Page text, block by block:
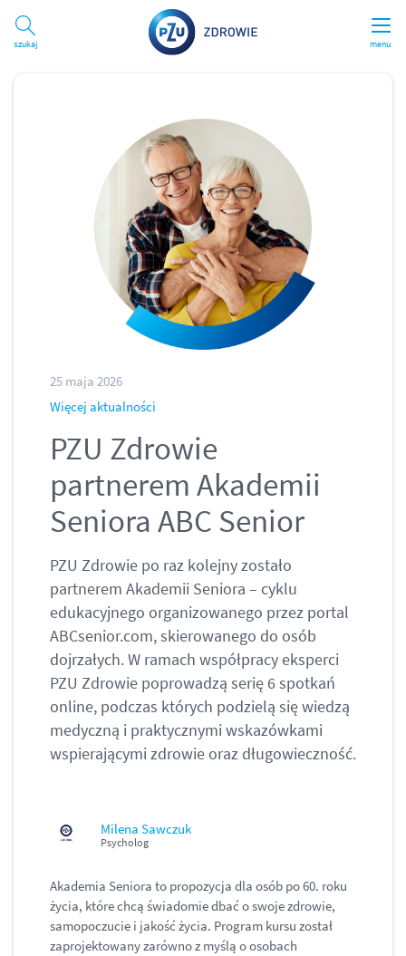
menu
Szukaj
25 maja 2026
Więcej aktualności
PZU Zdrowie
partnerem Akademii
Seniora ABC Senior
Milena Sawczuk
Psycholog
PZU Zdrowie po raz kolejny zostało
partnerem Akademii Seniora – cyklu
edukacyjnego organizowanego przez portal
ABCsenior.com, skierowanego do osób
dojrzałych. W ramach współpracy eksperci
PZU Zdrowie poprowadzą serię 6 spotkań
online, podczas których podzielą się wiedzą
medyczną i praktycznymi wskazówkami
wspierającymi zdrowie oraz długowieczność.
Akademia Seniora to propozycja dla osób po 60. roku
życia, które chcą świadomie dbać o swoje zdrowie,
samopoczucie i jakość życia. Program kursu został
zaprojektowany zarówno z myślą o osobach